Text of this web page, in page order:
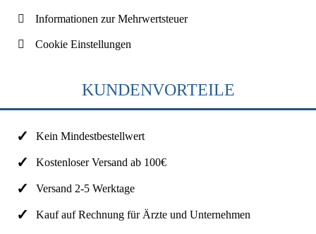
Informationen zur Mehrwertsteuer
Cookie Einstellungen
KUNDENVORTEILE
Kein Mindestbestellwert
Kostenloser Versand ab 100€
Versand 2-5 Werktage
Kauf auf Rechnung für Ärzte und Unternehmen